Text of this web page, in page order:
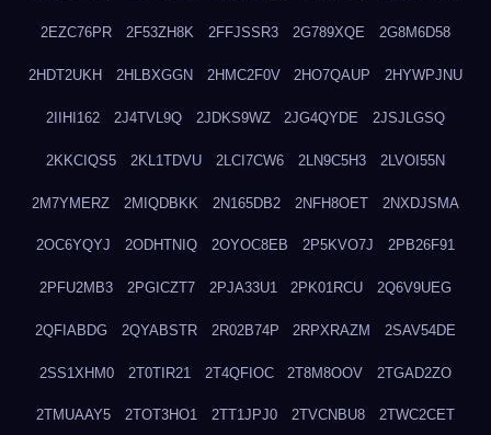
2EZC76PR 2F53ZH8K 2FFJSSR3 2G789XQE 2G8M6D58
2HDT2UKH 2HLBXGGN 2HMC2F0V 2HO7QAUP 2HYWPJNU
2IIHI162 2J4TVL9Q 2JDKS9WZ 2JG4QYDE 2JSJLGSQ
2KKCIQS5 2KL1TDVU 2LCI7CW6 2LN9C5H3 2LVOI55N
2M7YMERZ 2MIQDBKK 2N165DB2 2NFH8OET 2NXDJSMA
2OC6YQYJ 2ODHTNIQ 2OYOC8EB 2P5KVO7J 2PB26F91
2PFU2MB3 2PGICZT7 2PJA33U1 2PK01RCU 2Q6V9UEG
2QFIABDG 2QYABSTR 2R02B74P 2RPXRAZM 2SAV54DE
2SS1XHM0 2T0TIR21 2T4QFIOC 2T8M8OOV 2TGAD2ZO
2TMUAAY5 2TOT3HO1 2TT1JPJ0 2TVCNBU8 2TWC2CET